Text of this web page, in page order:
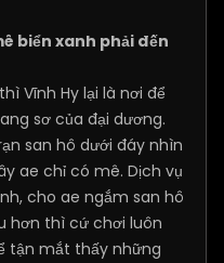
biển xanh phải đến
Vĩnh Hy lại là nơi để
sơ của đại dương.
san hô dưới đáy nhìn
ae chỉ có mê. Dịch vụ
cho ae ngắm san hô
hơn thì cứ chơi luôn
tận mắt thấy những